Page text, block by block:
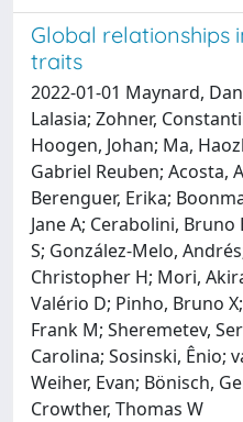
Global relationships
traits
2022-01-01 Maynard,
Lalasia; Zohner,
Hoogen, Johan; Ma,
Gabriel Reuben; Acosta,
Berenguer, Erika;
Jane A; Cerabolini,
S; González-Melo,
Christopher H; Mori,
Valério D; Pinho, Bruno
Frank M; Sheremetev,
Carolina; Sosinski, Ênio;
Weiher, Evan; Bönisch,
Crowther, Thomas W